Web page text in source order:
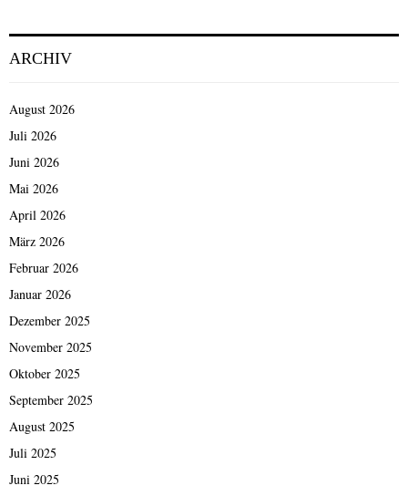
ARCHIV
August 2026
Juli 2026
Juni 2026
Mai 2026
April 2026
März 2026
Februar 2026
Januar 2026
Dezember 2025
November 2025
Oktober 2025
September 2025
August 2025
Juli 2025
Juni 2025